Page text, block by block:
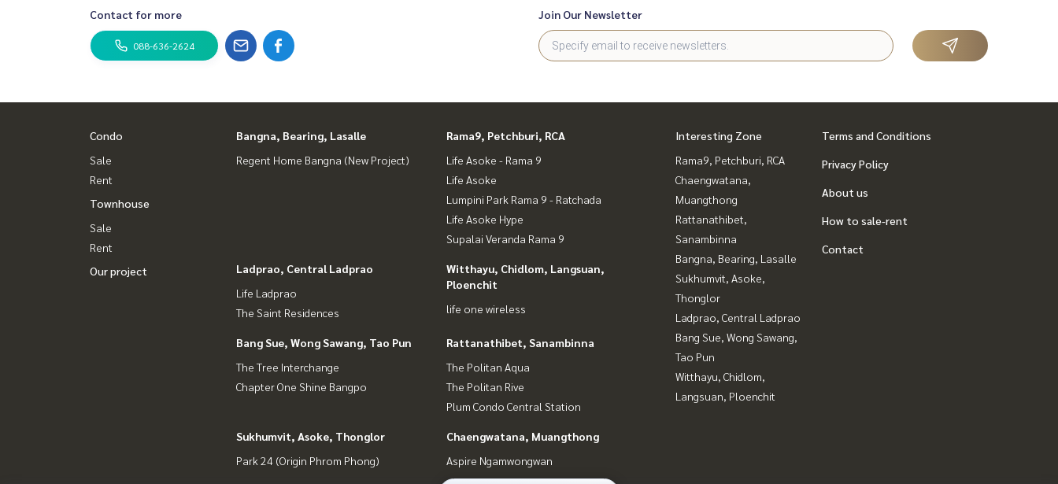
Contact for more
088-636-2624
Join Our Newsletter
Condo
Sale
Rent
Townhouse
Sale
Rent
Our project
Bangna, Bearing, Lasalle
Regent Home Bangna (New Project)
Rama9, Petchburi, RCA
Life Asoke - Rama 9
Life Asoke
Lumpini Park Rama 9 - Ratchada
Life Asoke Hype
Supalai Veranda Rama 9
Ladprao, Central Ladprao
Life Ladprao
The Saint Residences
Witthayu, Chidlom, Langsuan,
Ploenchit
life one wireless
Bang Sue, Wong Sawang, Tao Pun
The Tree Interchange
Chapter One Shine Bangpo
Rattanathibet, Sanambinna
The Politan Aqua
The Politan Rive
Plum Condo Central Station
Sukhumvit, Asoke, Thonglor
Park 24 (Origin Phrom Phong)
Chaengwatana, Muangthong
Aspire Ngamwongwan
Interesting Zone
Rama9, Petchburi, RCA
Chaengwatana,
Muangthong
Rattanathibet,
Sanambinna
Bangna, Bearing, Lasalle
Sukhumvit, Asoke,
Thonglor
Ladprao, Central Ladprao
Bang Sue, Wong Sawang,
Tao Pun
Witthayu, Chidlom,
Langsuan, Ploenchit
Terms and Conditions
Privacy Policy
About us
How to sale-rent
Contact